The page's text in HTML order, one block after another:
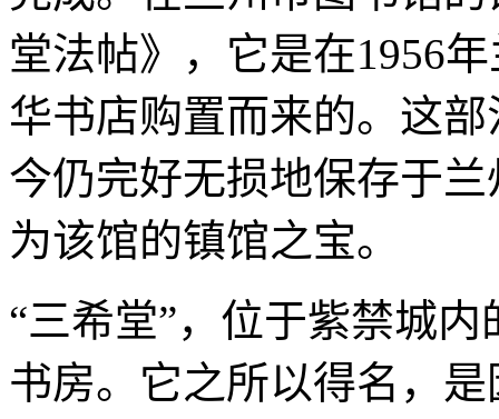
堂法帖》，它是在1956
华书店购置而来的。这
今仍完好无损地保存于
为该馆的镇馆之宝。
“三希堂”，位于紫禁城
书房。它之所以得名，